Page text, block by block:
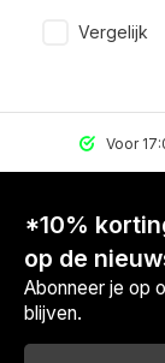
Vergelijk
Voor
*10%
op de
Abonneer je op
blijven.